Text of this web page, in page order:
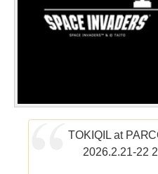
TOKIQIL at
2026.2.21-22